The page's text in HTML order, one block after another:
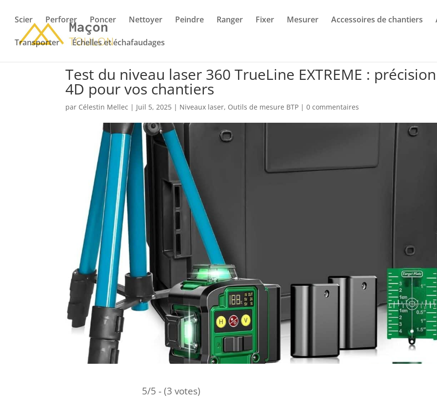
Scier Perforer Poncer Nettoyer Peindre Ranger Fixer Mesurer Accessoires de chantiers
Transporter Échelles et échafaudages
Test du niveau laser 360 TrueLine EXTREME : précision
4D pour vos chantiers
par Célestin Mellec | Juil 5, 2025 | Niveaux laser, Outils de mesure BTP |0 commentaires
5/5 - (3 votes)